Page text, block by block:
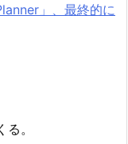
」、最終的に
。